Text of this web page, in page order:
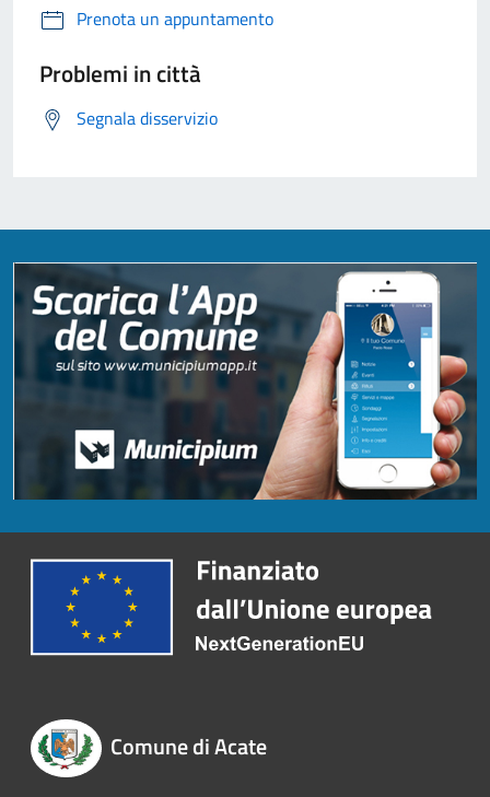
Prenota un appuntamento
Problemi in città
Segnala disservizio
Comune di Acate